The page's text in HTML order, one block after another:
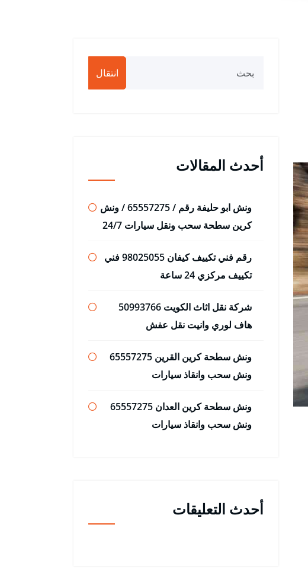
انتقال
أحدث المقالات
ونش ابو حليفة رقم / 65557275 / ونش
كرين سطحة سحب ونقل سيارات 24/7
رقم فني تكييف كيفان 98025055 فني
تكييف مركزي 24 ساعة
شركة نقل اثاث الكويت 50993766
هاف لوري وانيت نقل عفش
ونش سطحة كرين القرين 65557275
ونش سحب وانقاذ سيارات
ونش سطحة كرين العدان 65557275
ونش سحب وانقاذ سيارات
أحدث التعليقات